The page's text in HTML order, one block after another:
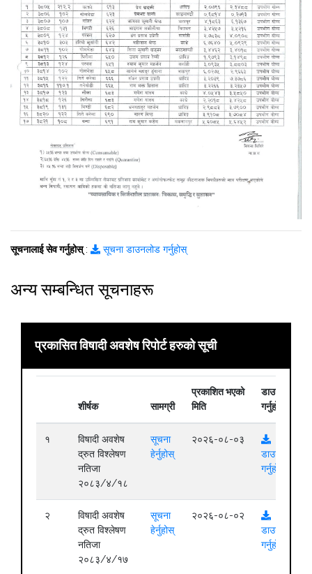
सूचनालाई सेव गर्नुहोस्: सूचना डाउनलोड गर्नुहोस्
अन्य सम्बन्धित सूचनाहरू
प्रकासित विषादी अवशेष रिपोर्ट हरुको सूची
शीर्षक सामग्री
प्रकाशित भएको
मिति
डाउनलोड
गर्नुहोस्
१
विषादी अवशेष
द्रुत विश्लेषण
नतिजा
२०८३/४/१८
सूचना
हेर्नुहोस्
२०२६-०८-०३
डाउनलोड
गर्नुहोस्
२
विषादी अवशेष
द्रुत विश्लेषण
नतिजा
२०८३/४/१७
सूचना
हेर्नुहोस्
२०२६-०८-०२
डाउनलोड
गर्नुहोस्